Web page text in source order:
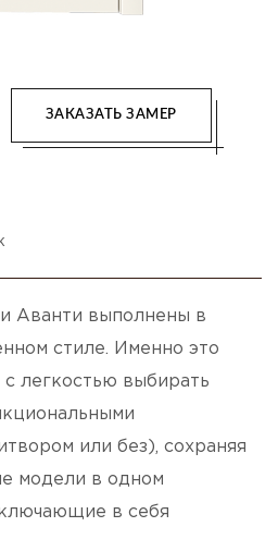
ЗАКАЗАТЬ ЗАМЕР
Аванти выполнены в
стиле. Именно это
легкостью выбирать
или без), сохраняя
модели в одном
в себя